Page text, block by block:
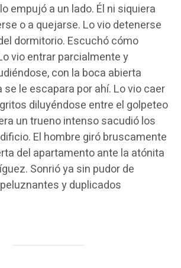
a un lado. Él ni siquiera
o a quejarse. Lo vio detenerse
dormitorio. Escuchó cómo
vio entrar parcialmente y
con la boca abierta
le escapara por ahí. Lo vio caer
diluyéndose entre el golpeteo
un trueno intenso sacudió los
El hombre giró bruscamente
del apartamento ante la atónita
Sonrió ya sin pudor de
y duplicados